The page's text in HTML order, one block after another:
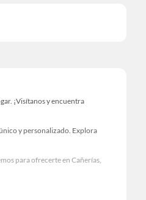
¡Visítanos y encuentra
y personalizado. Explora
para ofrecerte en Cañerías,